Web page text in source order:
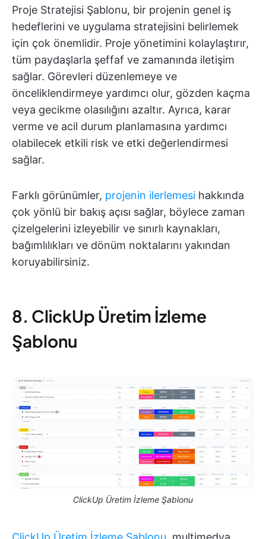
Proje Stratejisi Şablonu, bir projenin genel iş
hedeflerini ve uygulama stratejisini belirlemek
için çok önemlidir. Proje yönetimini kolaylaştırır,
tüm paydaşlarla şeffaf ve zamanında iletişim
sağlar. Görevleri düzenlemeye ve
önceliklendirmeye yardımcı olur, gözden kaçma
veya gecikme olasılığını azaltır. Ayrıca, karar
verme ve acil durum planlamasına yardımcı
olabilecek etkili risk ve etki değerlendirmesi
sağlar.
Farklı görünümler, projenin ilerlemesi hakkında
çok yönlü bir bakış açısı sağlar, böylece zaman
çizelgelerini izleyebilir ve sınırlı kaynakları,
bağımlılıkları ve dönüm noktalarını yakından
koruyabilirsiniz.
8. ClickUp Üretim İzleme
Şablonu
ClickUp Üretim İzleme Şablonu